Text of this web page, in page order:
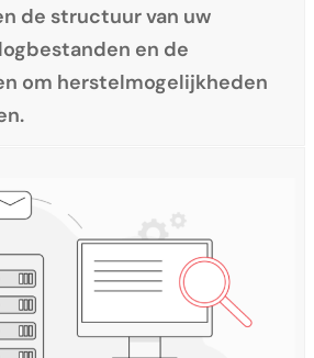
de structuur van uw
en de
om herstelmogelijkheden